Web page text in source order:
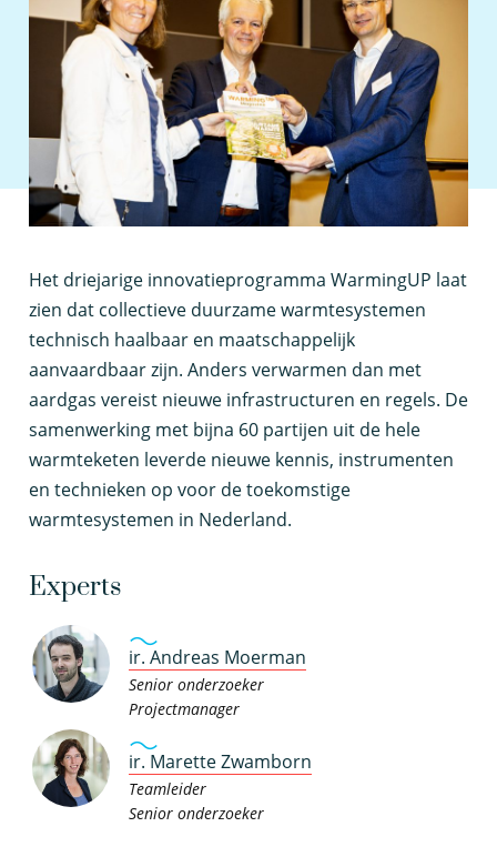
Het driejarige innovatieprogramma WarmingUP laat
zien dat collectieve duurzame warmtesystemen
technisch haalbaar en maatschappelijk
aanvaardbaar zijn. Anders verwarmen dan met
aardgas vereist nieuwe infrastructuren en regels. De
samenwerking met bijna 60 partijen uit de hele
warmteketen leverde nieuwe kennis, instrumenten
en technieken op voor de toekomstige
warmtesystemen in Nederland.
Experts
ir. Andreas Moerman
Senior onderzoeker
Projectmanager
ir. Marette Zwamborn
Teamleider
Senior onderzoeker